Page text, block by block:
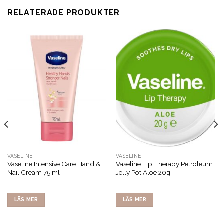
RELATERADE PRODUKTER
VASELINE
Vaseline Intensive Care Hand &
Nail Cream 75 ml
LÄS MER
VASELINE
Vaseline Lip Therapy Petroleum
Jelly Pot Aloe 20g
LÄS MER